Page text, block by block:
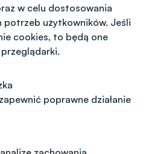
z polskim
Łódzkiej
A13, (dodatkowe
22)
w celu dostosowania
potrzeb użytkowników. Jeśli
cookies, to będą one
poprawne działanie